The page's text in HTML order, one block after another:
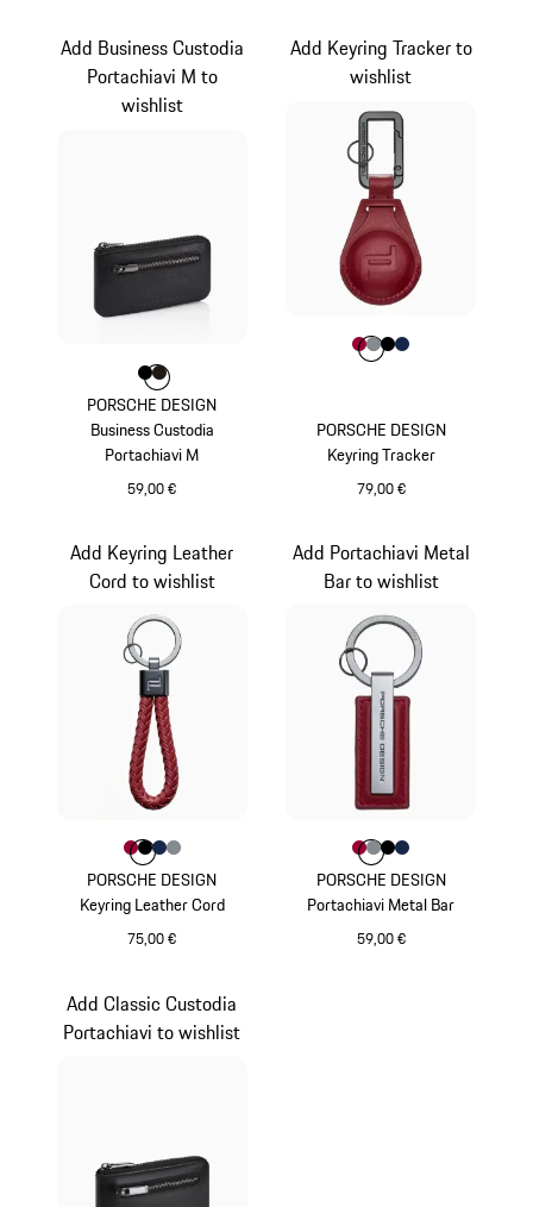
PORSCHE DESIGN
Business Custodia
Portachiavi M
59,00 €
Add Business Custodia
Portachiavi M to
wishlist
Colore
ColoreColore
PORSCHE DESIGN
Keyring Tracker
79,00 €
Add Keyring Tracker to
wishlist
Colore
ColoreRosso Carminio
Colore
ColoreColore
PORSCHE DESIGN
Keyring Leather Cord
75,00 €
Add Keyring Leather
Cord to wishlist
Colore
ColoreRosso Carminio
Colore
ColoreColore
PORSCHE DESIGN
Portachiavi Metal Bar
59,00 €
Add Portachiavi Metal
Bar to wishlist
Colore
ColoreRosso Carminio
Colore
ColoreColore
Add Classic Custodia
Portachiavi to wishlist